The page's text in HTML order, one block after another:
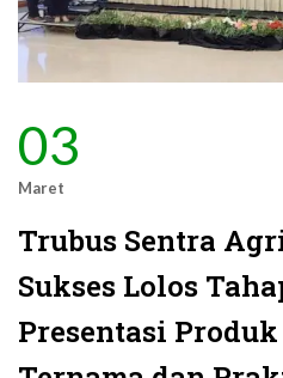
03
Maret
Trubus Sentra
Sukses Lolos
Presentasi